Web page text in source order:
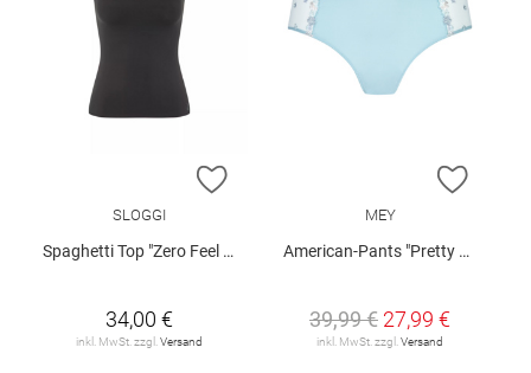
ZUR WUNSCHLISTE HINZUFÜGEN
SLOGGI
Spaghetti Top "Zero Feel 2.0"
34,00 €
inkl. MwSt. zzgl. Versand
ZUR
MEY
American-Pants "Pretty Joan"
39,99 € 27,99 €
inkl. MwSt. zzgl. Versand